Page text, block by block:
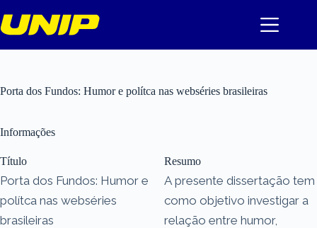
para
o
Porta dos Fundos: Humor e polítca nas webséries brasileiras
Informações
Título
Porta dos Fundos: Humor e
polítca nas webséries
brasileiras
Resumo
A presente dissertação tem
como objetivo investigar a
relação entre humor,